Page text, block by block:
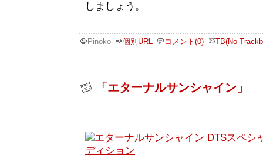
しましょう。
Pinoko 個別URL コメント(0) TB(No
「エターナルサンシャイン」